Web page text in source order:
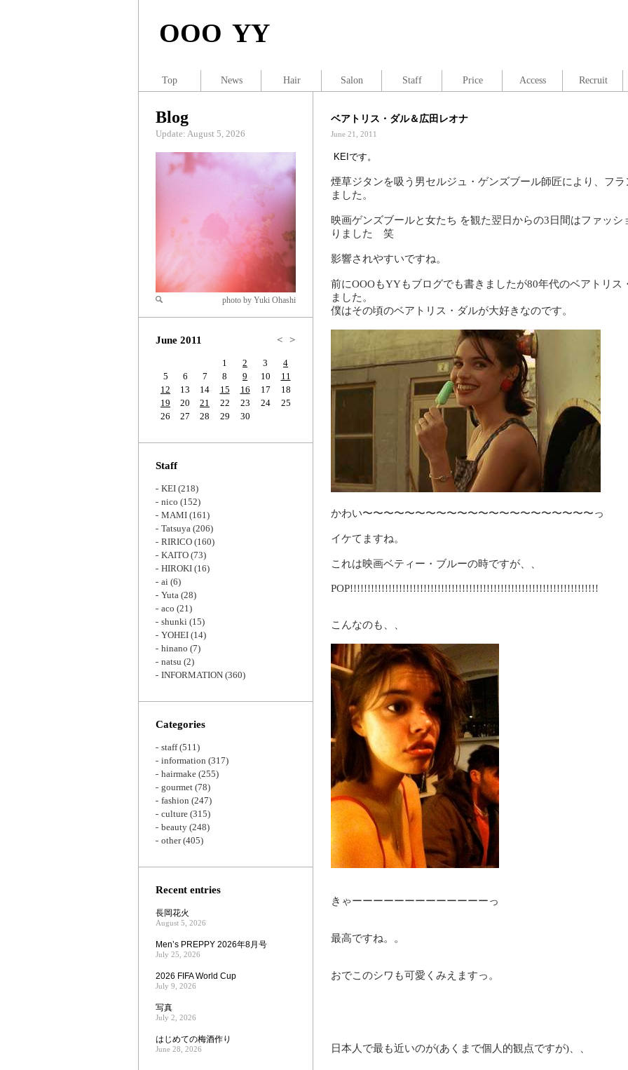
OOO YY
ベアトリス・ダル＆広田レオナ
June 21, 2011
KEIです。
煙草ジタンを吸う男セルジュ・ゲンズブール師匠により、フ
ました。
映画ゲンズブールと女たち を観た翌日からの3日間はファッ
りました 笑
影響されやすいですね。
前にOOOもYYもブログでも書きましたが80年代のベアトリ
ました。
僕はその頃のベアトリス・ダルが大好きなのです。
かわい〜〜〜〜〜〜〜〜〜〜〜〜〜〜〜〜〜〜〜〜〜〜っ
イケてますね。
これは映画ベティー・ブルーの時ですが、、
POP!!!!!!!!!!!!!!!!!!!!!!!!!!!!!!!!!!!!!!!!!!!!!!!!!!!!!!!!!!!!!!!!!!!!!!!
こんなのも、、
きゃーーーーーーーーーーーーーっ
最高ですね。。
おでこのシワも可愛くみえますっ。
日本人で最も近いのが(あくまで個人的観点ですが)、、
Blog
Update: August 5, 2026
Zoom
photo by Yuki Ohashi
June 2011 < >
1 2 3
4
5
6 7 8 9 10
11
12
13 14 15 16 17
18
19
20 21 22 23 24
25
26
27 28 29 30
Staff
KEI (218)
nico (152)
MAMI (161)
Tatsuya (206)
RIRICO (160)
KAITO (73)
HIROKI (16)
ai (6)
Yuta (28)
aco (21)
shunki (15)
YOHEI (14)
hinano (7)
natsu (2)
INFORMATION (360)
Categories
staff(511)
information (317)
hairmake (255)
gourmet (78)
fashion (247)
culture (315)
beauty (248)
other(405)
Recent entries
長岡花火
August 5, 2026
Men’s PREPPY 2026年8月号
July 25, 2026
2026 FIFA World Cup
July 9, 2026
写真
July 2, 2026
はじめての梅酒作り
June 28, 2026
Top News Hair Salon Staff Price Access Recruit